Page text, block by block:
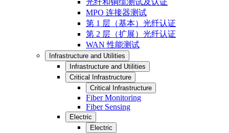
光纤和铜缆测试及认证
MPO 连接器测试
第 1 层（基本）光纤认证
第 2 层（扩展）光纤认证
WAN 性能测试
Infrastructure and Utilities
Infrastructure and Utilities
Critical Infrastructure
Critical Infrastructure
Fiber Monitoring
Fiber Sensing
Electric
Electric